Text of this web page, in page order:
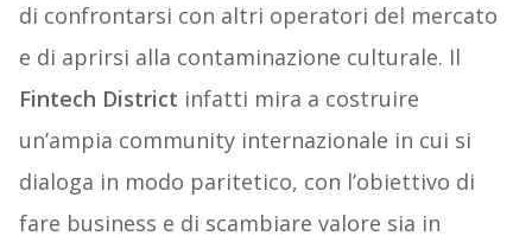
di confrontarsi con altri operatori del mercato
e di aprirsi alla contaminazione culturale. Il
Fintech District infatti mira a costruire
un’ampia community internazionale in cui si
dialoga in modo paritetico, con l’obiettivo di
fare business e di scambiare valore sia in